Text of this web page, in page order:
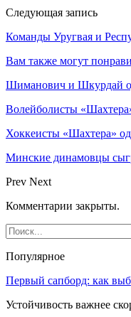
Следующая запись
Команды Уругвая и
Вам также могут
Шиманович и Шкурдай
Волейболисты
Хоккеисты «Шахтера»
Минские динамовцы
Prev Next
Комментарии закрыты.
Популярное
Первый сапборд: как
Устойчивость важнее